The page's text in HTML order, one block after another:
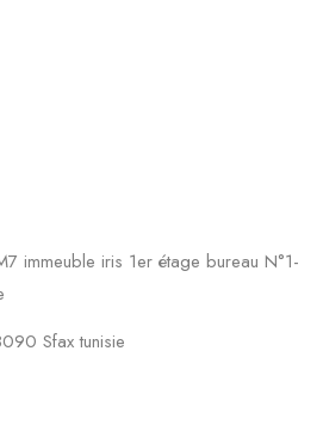
immeuble iris 1er étage bureau N°1-
Sfax tunisie